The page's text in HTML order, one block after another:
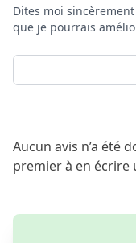
Dites moi
que je pourrais
Aucun avis n’a été
premier à en écrire